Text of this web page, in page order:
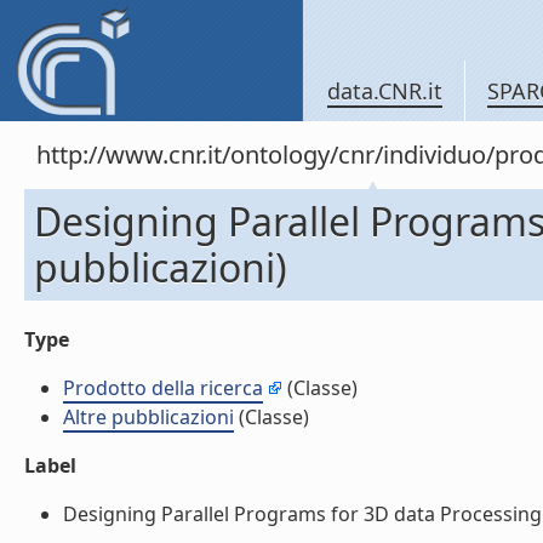
data.CNR.it
http://www.cnr.it/ontology/cnr/individuo/
Designing Parallel
pubblicazioni)
Type
Prodotto della ricerca
(Classe)
Altre pubblicazioni (Classe)
Label
Designing Parallel Programs for 3D data